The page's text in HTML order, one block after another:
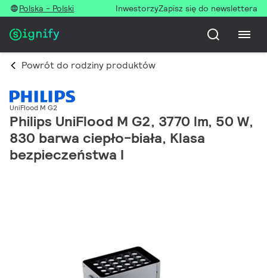
Polska - Polski InwestorzyZapisz się do newslettera
Powrót do rodziny produktów
UniFlood M G2
Philips UniFlood M G2, 3770 lm, 50 W,
830 barwa ciepło-biała, Klasa
bezpieczeństwa I